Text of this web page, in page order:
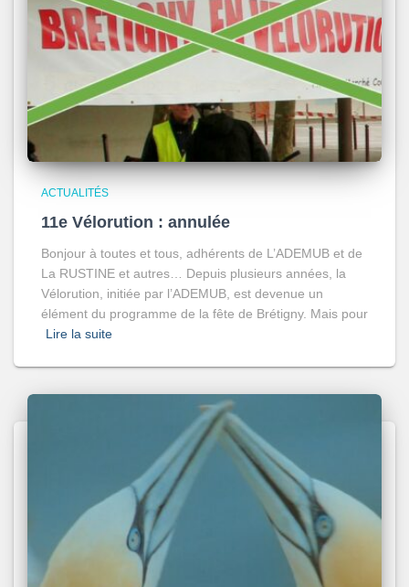
ACTUALITÉS
11e Vélorution : annulée
Bonjour à toutes et tous, adhérents de L’ADEMUB et de
La RUSTINE et autres… Depuis plusieurs années, la
Vélorution, initiée par l’ADEMUB, est devenue un
élément du programme de la fête de Brétigny. Mais pour
Lire la suite